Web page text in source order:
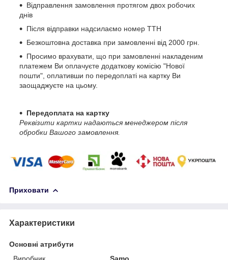
Відправлення замовлення протягом двох робочих
днів
Після відправки надсилаємо номер ТТН
Безкоштовна доставка при замовленні від 2000 грн.
Просимо врахувати, що при замовленні накладеним
платежем Ви оплачуєте додаткову комісію "Нової
пошти", оплативши по передоплаті на картку Ви
заощаджуєте на цьому.
Передоплата на картку
Реквізити картки надаються менеджером після
обробки Вашого замовлення.
Приховати
Характеристики
Основні атрибути
Виробник
Samo